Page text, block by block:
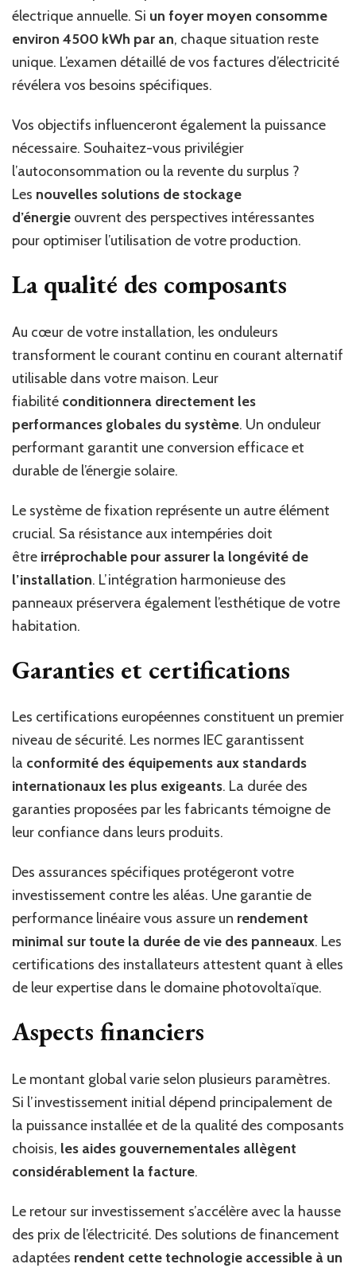
électrique annuelle. Si un foyer moyen consomme
environ 4500 kWh par an, chaque situation reste
unique. L’examen détaillé de vos factures d’électricité
révélera vos besoins spécifiques.
Vos objectifs influenceront également la puissance
nécessaire. Souhaitez-vous privilégier
l’autoconsommation ou la revente du surplus ?
Les nouvelles solutions de stockage
d’énergie ouvrent des perspectives intéressantes
pour optimiser l’utilisation de votre production.
La qualité des composants
Au cœur de votre installation, les onduleurs
transforment le courant continu en courant alternatif
utilisable dans votre maison. Leur
fiabilité conditionnera directement les
performances globales du système. Un onduleur
performant garantit une conversion efficace et
durable de l’énergie solaire.
Le système de fixation représente un autre élément
crucial. Sa résistance aux intempéries doit
être irréprochable pour assurer la longévité de
l’installation. L’intégration harmonieuse des
panneaux préservera également l’esthétique de votre
habitation.
Garanties et certifications
Les certifications européennes constituent un premier
niveau de sécurité. Les normes IEC garantissent
la conformité des équipements aux standards
internationaux les plus exigeants. La durée des
garanties proposées par les fabricants témoigne de
leur confiance dans leurs produits.
Des assurances spécifiques protégeront votre
investissement contre les aléas. Une garantie de
performance linéaire vous assure un rendement
minimal sur toute la durée de vie des panneaux. Les
certifications des installateurs attestent quant à elles
de leur expertise dans le domaine photovoltaïque.
Aspects financiers
Le montant global varie selon plusieurs paramètres.
Si l’investissement initial dépend principalement de
la puissance installée et de la qualité des composants
choisis, les aides gouvernementales allègent
considérablement la facture.
Le retour sur investissement s’accélère avec la hausse
des prix de l’électricité. Des solutions de financement
adaptées rendent cette technologie accessible à un